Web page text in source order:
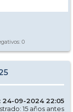
0
24-09-2024 22:05
15 años antes